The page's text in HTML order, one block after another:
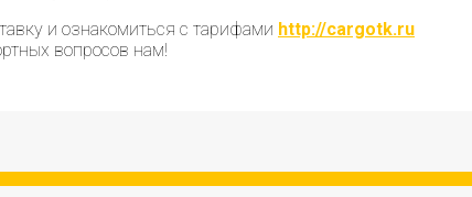
и ознакомиться с тарифами http://cargotk.ru
вопросов нам!